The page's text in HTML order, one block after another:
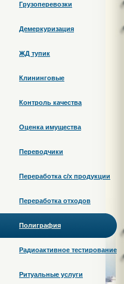
Грузоперевозки
Демеркуризация
ЖД тупик
Клининговые
Контроль качества
Оценка имущества
Переводчики
Переработка c/х продукции
Переработка отходов
Полиграфия
Радиоактивное тестирование
Ритуальные услуги